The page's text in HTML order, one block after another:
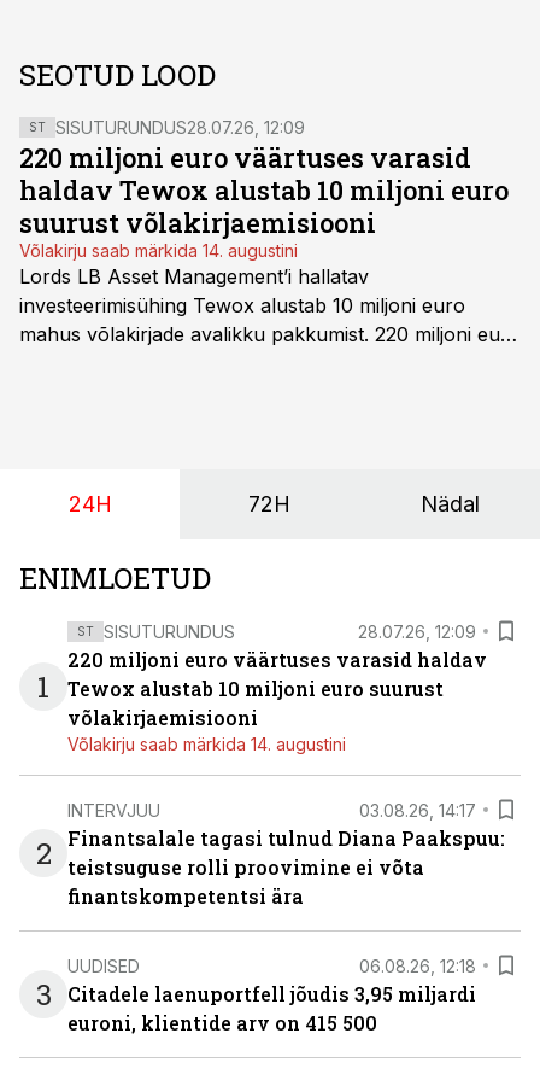
SEOTUD LOOD
ST SISUTURUNDUS28.07.26, 12:09
220 miljoni euro väärtuses varasid
haldav Tewox alustab 10 miljoni euro
suurust võlakirjaemisiooni
Võlakirju saab märkida 14. augustini
Lords LB Asset Management’i hallatav
investeerimisühing Tewox alustab 10 miljoni euro
mahus võlakirjade avalikku pakkumist. 220 miljoni euro
24H 72H Nädal
ENIMLOETUD
1
ST SISUTURUNDUS 28.07.26, 12:09
220 miljoni euro väärtuses varasid haldav
Tewox alustab 10 miljoni euro suurust
võlakirjaemisiooni
Võlakirju saab märkida 14. augustini
2
INTERVJUU 03.08.26, 14:17
Finantsalale tagasi tulnud Diana Paakspuu:
teistsuguse rolli proovimine ei võta
finantskompetentsi ära
3
UUDISED 06.08.26, 12:18
Citadele laenuportfell jõudis 3,95 miljardi
euroni, klientide arv on 415 500